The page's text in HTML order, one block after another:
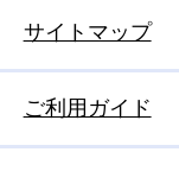
サイトマップ
ご利用ガイド